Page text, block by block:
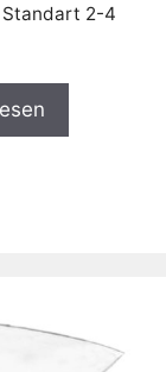
Standart 2-4